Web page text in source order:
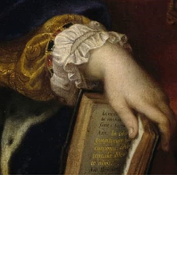
2010 : « LE POLYÈDRE ;
ET INCARNATION »